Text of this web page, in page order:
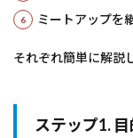
ミートアップを
それぞれ簡単に解説
ステップ1.